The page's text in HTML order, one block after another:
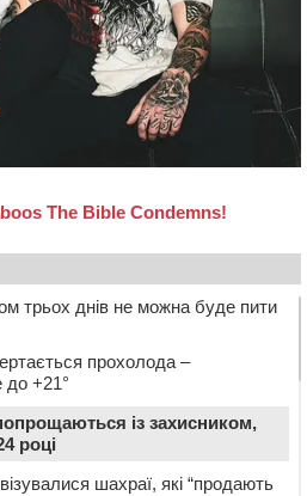
трьох днів не можна буде пити
прохолода –
до +21°
із захисником,
році
шахраї, які “продають